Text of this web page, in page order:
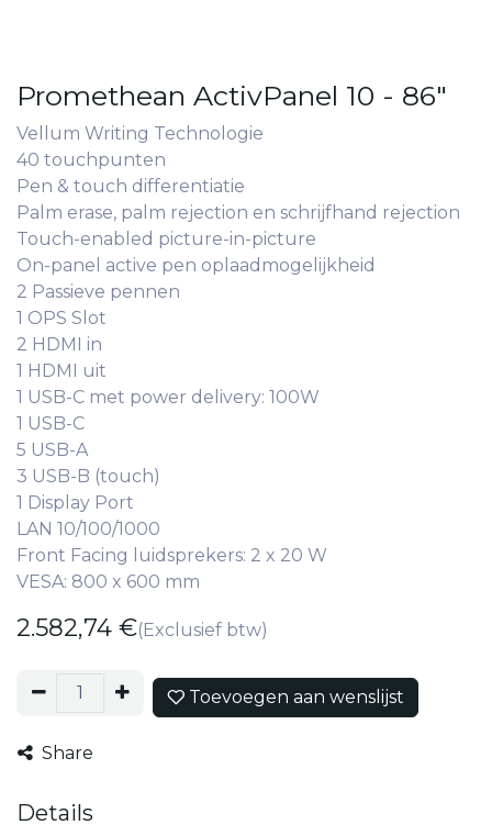
Promethean ActivPanel 10 - 86"
Vellum Writing Technologie
40 touchpunten
Pen & touch differentiatie
Palm erase, palm rejection en schrijfhand rejection
Touch-enabled picture-in-picture
On-panel active pen oplaadmogelijkheid
2 Passieve pennen
1 OPS Slot
2 HDMI in
1 HDMI uit
1 USB-C met power delivery: 100W
1 USB-C
5 USB-A
3 USB-B (touch)
1 Display Port
LAN 10/100/1000
Front Facing luidsprekers: 2 x 20 W
VESA: 800 x 600 mm
2.582,74 €(Exclusief btw)
Toevoegen aan wenslijst
Share
Details